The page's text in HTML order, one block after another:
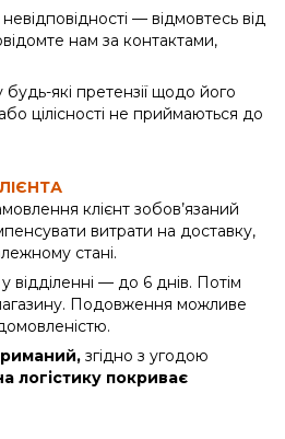
— відмовтесь від
нам за контактами,
які претензії щодо його
цілісності не приймаються до
клієнт зобов’язаний
витрати на доставку,
стані.
відділенні — до 6 днів. Потім
Подовження можливе
згідно з угодою
логістику покриває